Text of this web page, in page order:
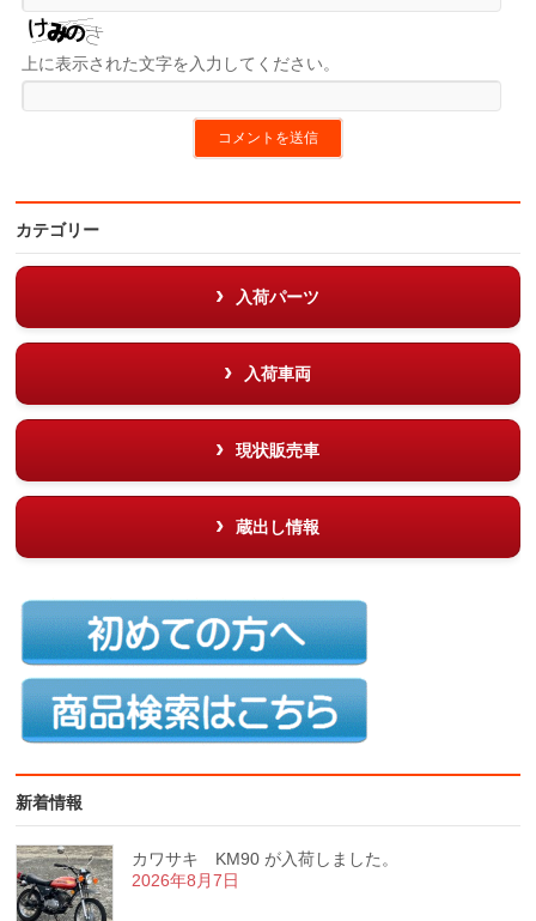
上に表示された文字を入力してください。
カテゴリー
入荷パーツ
入荷車両
現状販売車
蔵出し情報
新着情報
カワサキ KM90 が入荷しました。
2026年8月7日